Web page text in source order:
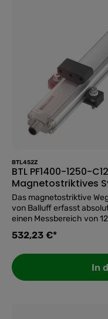
BTL452Z
BTL PF1400-1250-
Magnetostriktives
Das magnetostriktive
von Balluff erfasst
einen Messbereich von
nach dem Einschalten,
Schnittstelle ermöglicht
Diagnosedaten für
Absolutmessung ohne
Wiederholgenauigkeit
532,23 €*
In